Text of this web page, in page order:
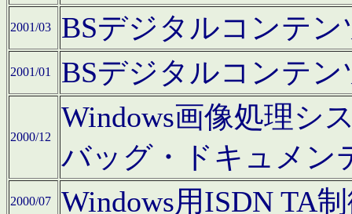
2001/03 BSデジタルコンテ
2001/01 BSデジタルコンテ
2000/12
Windows画像処理シ
バッグ・ドキュメン
2000/07 Windows用ISDN TA